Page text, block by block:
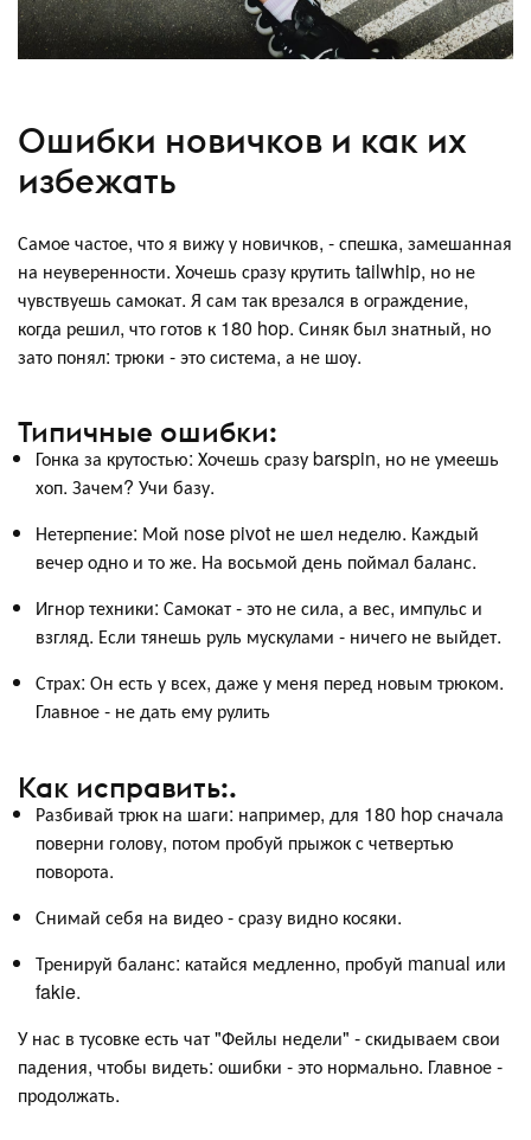
Ошибки новичков и как их
избежать
Самое частое, что я вижу у новичков, - спешка, замешанная
на неуверенности. Хочешь сразу крутить tailwhip, но не
чувствуешь самокат. Я сам так врезался в ограждение,
когда решил, что готов к 180 hop. Синяк был знатный, но
зато понял: трюки - это система, а не шоу.
Типичные ошибки:
Гонка за крутостью: Хочешь сразу barspin, но не умеешь
хоп. Зачем? Учи базу.
Нетерпение: Мой nose pivot не шел неделю. Каждый
вечер одно и то же. На восьмой день поймал баланс.
Игнор техники: Самокат - это не сила, а вес, импульс и
взгляд. Если тянешь руль мускулами - ничего не выйдет.
Страх: Он есть у всех, даже у меня перед новым трюком.
Главное - не дать ему рулить
Как исправить:.
Разбивай трюк на шаги: например, для 180 hop сначала
поверни голову, потом пробуй прыжок с четвертью
поворота.
Снимай себя на видео - сразу видно косяки.
Тренируй баланс: катайся медленно, пробуй manual или
fakie.
У нас в тусовке есть чат "Фейлы недели" - скидываем свои
падения, чтобы видеть: ошибки - это нормально. Главное -
продолжать.